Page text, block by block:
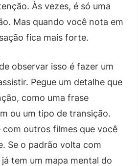
Às vezes, é só uma
Mas quando você nota em
fica mais forte.
observar isso é fazer um
Pegue um detalhe que
como uma frase
ou um tipo de transição.
com outros filmes que você
Se o padrão volta com
tem um mapa mental do